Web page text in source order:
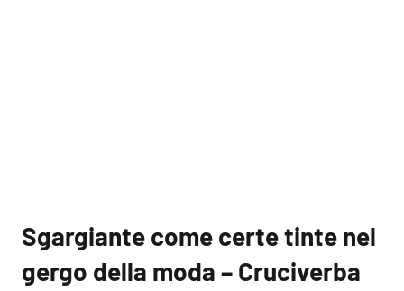
Sgargiante come certe tinte nel
gergo della moda – Cruciverba